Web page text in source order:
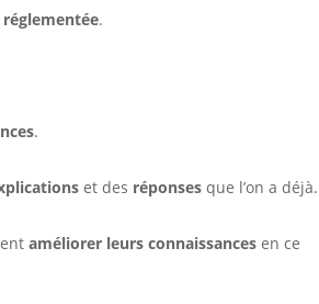
réglementée.
.
et des réponses que l’on a déjà.
améliorer leurs connaissances en ce